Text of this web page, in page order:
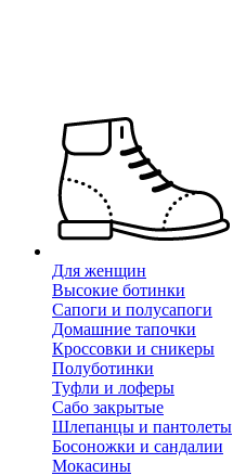
Для женщин
Высокие ботинки
Сапоги и полусапоги
Домашние тапочки
Кроссовки и сникеры
Полуботинки
Туфли и лоферы
Сабо закрытые
Шлепанцы и пантолеты
Босоножки и сандалии
Мокасины